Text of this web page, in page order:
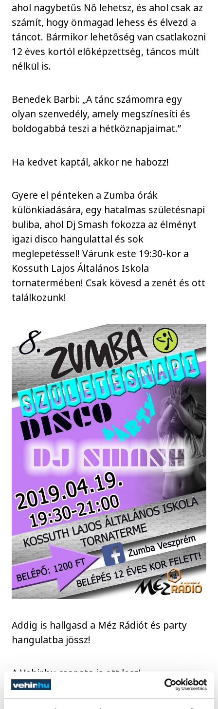
ahol nagybetűs Nő lehetsz, és ahol csak az
számít, hogy önmagad lehess és élvezd a
táncot. Bármikor lehetőség van csatlakozni
12 éves kortól előképzettség, táncos múlt
nélkül is.
Benedek Barbi: „A tánc számomra egy
olyan szenvedély, amely megszínesíti és
boldogabbá teszi a hétköznapjaimat.”
Ha kedvet kaptál, akkor ne habozz!
Gyere el pénteken a Zumba órák
különkiadására, egy hatalmas születésnapi
buliba, ahol Dj Smash fokozza az élményt
igazi disco hangulattal és sok
meglepetéssel! Várunk este 19:30-kor a
Kossuth Lajos Általános Iskola
tornatermében! Csak kövesd a zenét és ott
találkozunk!
Addig is hallgasd a Méz Rádiót és party
hangulatba jössz!
A Vehir.hu csapata is ott lesz!